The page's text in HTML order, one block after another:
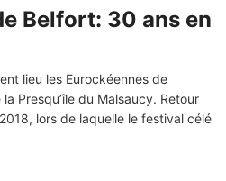
Belfort: 30 ans en
lieu les Eurockéennes de
Presqu’île du Malsaucy. Retour
lors de laquelle le festival célé